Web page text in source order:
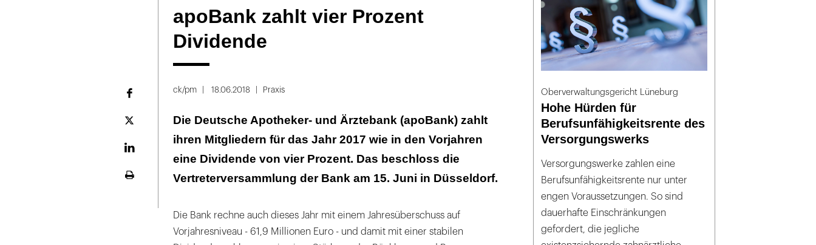
apoBank zahlt vier Prozent
Dividende
Plattform
ck/pm 18.06.2018 Praxis
Die Deutsche Apotheker- und Ärztebank (apoBank) zahlt
ihren Mitgliedern für das Jahr 2017 wie in den Vorjahren
eine Dividende von vier Prozent. Das beschloss die
Vertreterversammlung der Bank am 15. Juni in Düsseldorf.
Die Bank rechne auch dieses Jahr mit einem Jahresüberschuss auf
Vorjahresniveau - 61,9 Millionen Euro - und damit mit einer stabilen
Oberverwaltungsgericht Lüneburg
Hohe Hürden für
Berufsunfähigkeitsrente des
Versorgungswerks
Versorgungswerke zahlen eine
Berufsunfähigkeitsrente nur unter
engen Voraussetzungen. So sind
dauerhafte Einschränkungen
gefordert, die jegliche